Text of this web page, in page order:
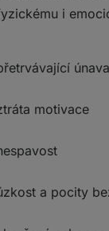
i
únava
motivace
a pocity